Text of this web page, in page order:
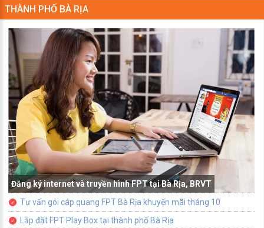
THÀNH PHỐ BÀ RỊA
Đăng ký internet và truyền hình FPT tại Bà Rịa, BRVT
Tư vấn gói cáp quang FPT Bà Rịa khuyến mãi tháng 10
Lắp đặt FPT Play Box tại thành phố Bà Rịa